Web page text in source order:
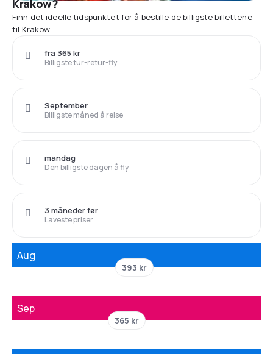
Krakow?
Finn det ideelle tidspunktet for å bestille de billigste billettene
til Krakow
Billigste tur-retur-fly
fra 365 kr
Billigste måned å reise
September
Den billigste dagen å fly
mandag
Laveste priser
3 måneder før
Aug
393 kr
Sep
365 kr